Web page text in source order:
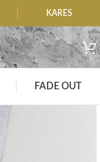
KARES
FADE OUT